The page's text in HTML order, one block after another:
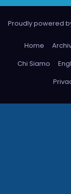
Proudly powered
Home
Chi Siamo